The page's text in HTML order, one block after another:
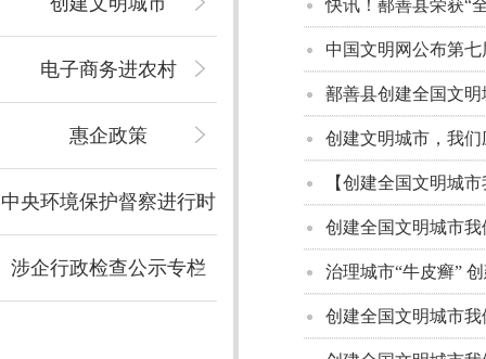
电子商务进农村
惠企政策
中央环境保护督察进行时
涉企行政检查公示专栏
快讯！鄯善县荣获“
中国文明网公布第
鄯善县创建全国文
创建文明城市，我
【创建全国文明城
创建全国文明城市
治理城市“牛皮癣”
创建全国文明城市